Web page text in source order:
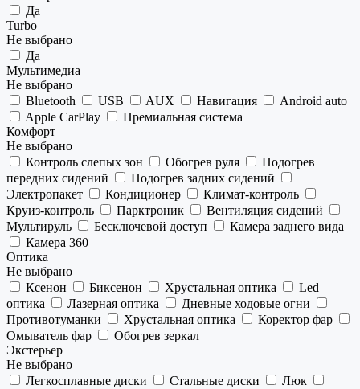
Да
Turbo
Не выбрано
Да
Мультимедиа
Не выбрано
Bluetooth
USB AUX Навигация
Android auto
Apple CarPlay
Премиальная система
Комфорт
Не выбрано
Контроль слепых зон
Обогрев руля
Подогрев
передних сидений
Подогрев задних сидений
Электропакет
Кондиционер
Климат-контроль
Круиз-контроль
Парктроник
Вентиляция сидений
Мультируль
Бесключевой доступ
Камера заднего вида
Камера 360
Оптика
Не выбрано
Ксенон
Биксенон Хрустальная оптика
Led
оптика
Лазерная оптика
Дневные ходовые огни
Противотуманки
Хрустальная оптика
Коректор фар
Омыватель фар
Обогрев зеркал
Экстерьер
Не выбрано
Легкосплавные диски
Стальные диски
Люк